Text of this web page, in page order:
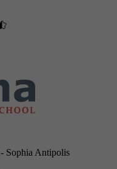
Sophia Antipolis